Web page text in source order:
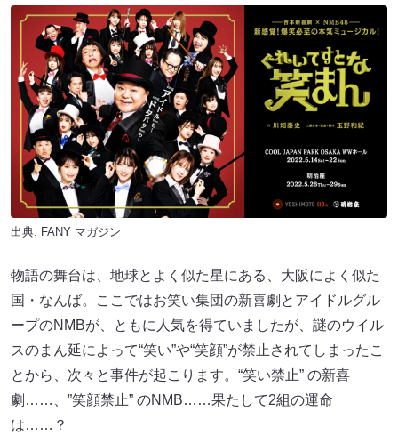
出典: FANY マガジン
物語の舞台は、地球とよく似た星にある、大阪によく似た
国・なんば。ここではお笑い集団の新喜劇とアイドルグル
ープのNMBが、ともに人気を得ていましたが、謎のウイル
スのまん延によって“笑い”や“笑顔”が禁止されてしまったこ
とから、次々と事件が起こります。“笑い禁止” の新喜
劇……、”笑顔禁止” のNMB……果たして2組の運命
は……？